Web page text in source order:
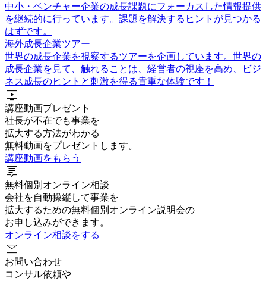
中小・ベンチャー企業の成長課題にフォーカスした情報提供
を継続的に行っています。課題を解決するヒントが見つかる
はずです。
海外成長企業ツアー
世界の成長企業を視察するツアーを企画しています。世界の
成長企業を見て、触れることは、経営者の視座を高め、ビジ
ネス成長のヒントと刺激を得る貴重な体験です！
live_tv
講座動画プレゼント
社長が不在でも事業を
拡大する方法がわかる
無料動画をプレゼントします。
講座動画をもらう
tooltip_2
無料個別オンライン相談
会社を自動操縦して事業を
拡大するための無料個別オンライン説明会の
お申し込みができます。
オンライン相談をする
mail
お問い合わせ
コンサル依頼や